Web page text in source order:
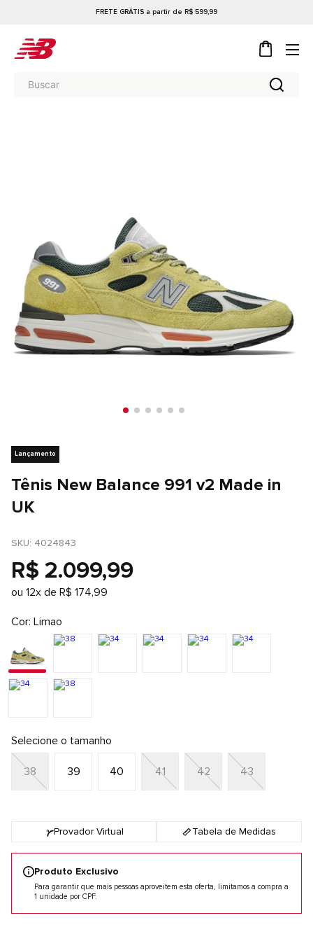
FRETE GRÁTIS a partir de R$ 599,99
Lançamento
Tênis New Balance 991 v2 Made in
UK
SKU: 4024843
R$ 2.099,99
ou 12x de R$ 174,99
Cor Limao
Selecione o tamanho
38 39 40 41 42 43
Provador Virtual Tabela de Medidas
Produto Exclusivo
Para garantir que mais pessoas aproveitem esta oferta, limitamos a compra a
1 unidade por CPF.